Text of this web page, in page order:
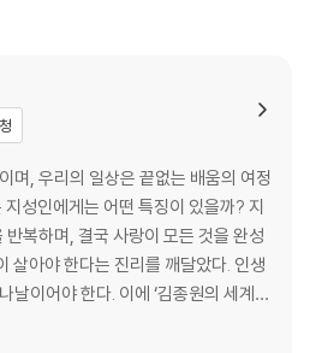
멋진 반응
꾼다
실을 잊지 마세요
됩니다
정까지 보여 주세요
를 바꿉니다
방법
과적인 칭찬은 무엇일까요?
힘을 내게 도와주세요
며, 우리의 일상은 끝없는 배움의 여정
성인에게는 어떤 특징이 있을까? 지
복하며, 결국 사랑이 모든 것을 완성
살아야 한다는 진리를 깨달았다. 인생
날이어야 한다. 이에 ‘김종원의 세계철
작으로 그 농밀한 여정을 이어가고 있